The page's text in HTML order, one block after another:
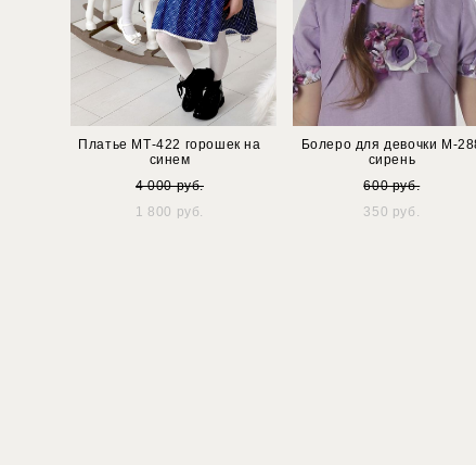
Платье МТ-422 горошек на
синем
4 000 pуб.
1 800 pуб.
Болеро для девочки М-
сирень
600 pуб.
350 pуб.